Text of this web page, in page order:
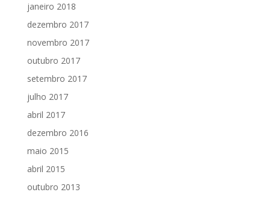
janeiro 2018
dezembro 2017
novembro 2017
outubro 2017
setembro 2017
julho 2017
abril 2017
dezembro 2016
maio 2015
abril 2015
outubro 2013